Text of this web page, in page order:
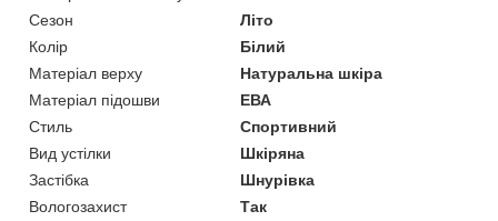
Сезон
Літо
Колір
Білий
Матеріал верху
Натуральна шкіра
Матеріал підошви
ЕВА
Стиль
Спортивний
Вид устілки
Шкіряна
Застібка
Шнурівка
Вологозахист
Так